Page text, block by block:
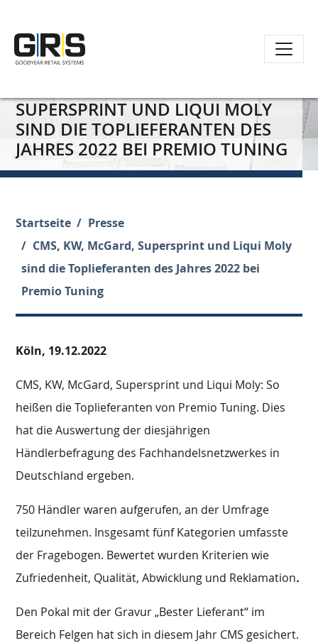
Inhalt
SUPERSPRINT UND LIQUI MOLY
SIND DIE TOPLIEFERANTEN DES
JAHRES 2022 BEI PREMIO TUNING
Startseite
Presse
CMS, KW, McGard, Supersprint und Liqui Moly
sind die Toplieferanten des Jahres 2022 bei
Premio Tuning
Köln, 19.12.2022
CMS, KW, McGard, Supersprint und Liqui Moly: So
heißen die Toplieferanten von Premio Tuning. Dies
hat die Auswertung der diesjährigen
Händlerbefragung des Fachhandelsnetzwerkes in
Deutschland ergeben.
750 Händler waren aufgerufen, an der Umfrage
teilzunehmen. Insgesamt fünf Kategorien umfasste
der Fragebogen. Bewertet wurden Kriterien wie
Zufriedenheit, Qualität, Abwicklung und Reklamation.
Den Pokal mit der Gravur „Bester Lieferant“ im
Bereich Felgen hat sich in diesem Jahr CMS gesichert.